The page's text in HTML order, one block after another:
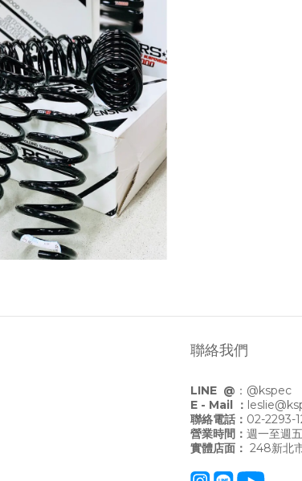
聯絡我們
LINE @ ： @kspec
E - Mail ：
聯絡電話： 02-2293-
營業時間： 週一至週
實體店面： 248新北